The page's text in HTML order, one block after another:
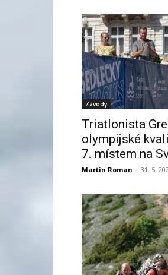
Závody
Triatlonista
olympijské
7. místem na
Martin Roman - 31. 5.